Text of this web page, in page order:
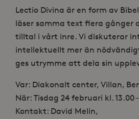
Lectio Divina är en form av
läser samma text flera gånger
tilltal i vårt inre. Vi diskuterar
intellektuellt mer än
ges utrymme att dela sin
Var: Diakonalt center, Villan,
När: Tisdag 24 februari kl. 13.00
Kontakt: David Melin,